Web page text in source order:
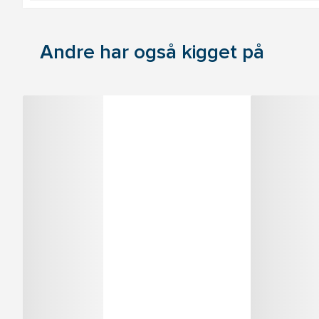
Andre har også kigget på